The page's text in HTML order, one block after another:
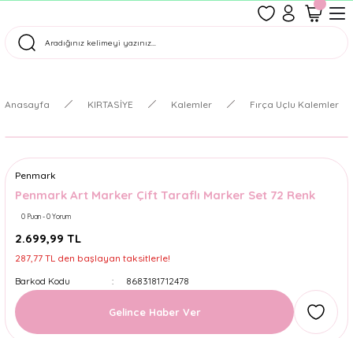
Tüm Siparişler Aynı Gün Kargoda!
Anasayfa KIRTASİYE Kalemler Fırça Uçlu Kalemler
Penmark
Penmark Art Marker Çift Taraflı Marker Set 72 Renk
0 Puan - 0 Yorum
2.699,99 TL
287,77 TL den başlayan taksitlerle!
Barkod Kodu
8683181712478
Gelince Haber Ver